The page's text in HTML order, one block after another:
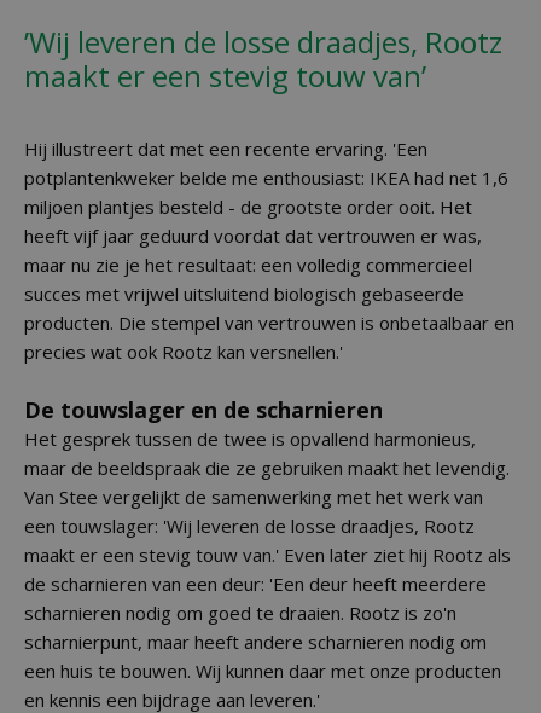
’Wij leveren de losse draadjes, Rootz
maakt er een stevig touw van’
Hij illustreert dat met een recente ervaring. 'Een
potplantenkweker belde me enthousiast: IKEA had net 1,6
miljoen plantjes besteld - de grootste order ooit. Het
heeft vijf jaar geduurd voordat dat vertrouwen er was,
maar nu zie je het resultaat: een volledig commercieel
succes met vrijwel uitsluitend biologisch gebaseerde
producten. Die stempel van vertrouwen is onbetaalbaar en
precies wat ook Rootz kan versnellen.'
De touwslager en de scharnieren
Het gesprek tussen de twee is opvallend harmonieus,
maar de beeldspraak die ze gebruiken maakt het levendig.
Van Stee vergelijkt de samenwerking met het werk van
een touwslager: 'Wij leveren de losse draadjes, Rootz
maakt er een stevig touw van.' Even later ziet hij Rootz als
de scharnieren van een deur: 'Een deur heeft meerdere
scharnieren nodig om goed te draaien. Rootz is zo'n
scharnierpunt, maar heeft andere scharnieren nodig om
een huis te bouwen. Wij kunnen daar met onze producten
en kennis een bijdrage aan leveren.'